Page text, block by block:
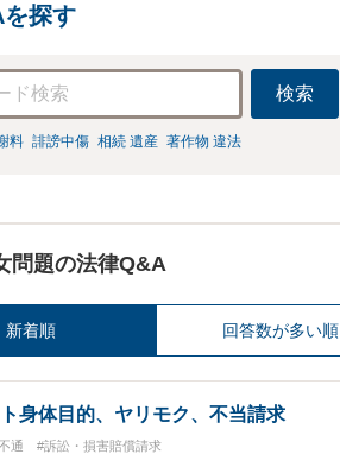
探す
検索
料 誹謗中傷 相続 遺産 著作物 違法
問題の法律Q&A
新着順 回答数が多い順
身体目的、ヤリモク、不当請求
通 #訴訟・損害賠償請求